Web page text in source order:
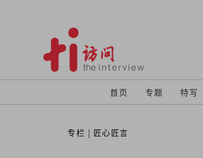
首页 专题 特写
专栏 | 匠心匠言